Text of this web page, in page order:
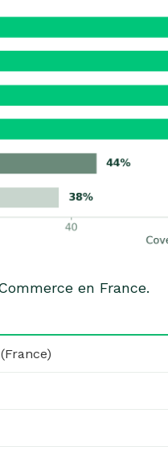
en France.